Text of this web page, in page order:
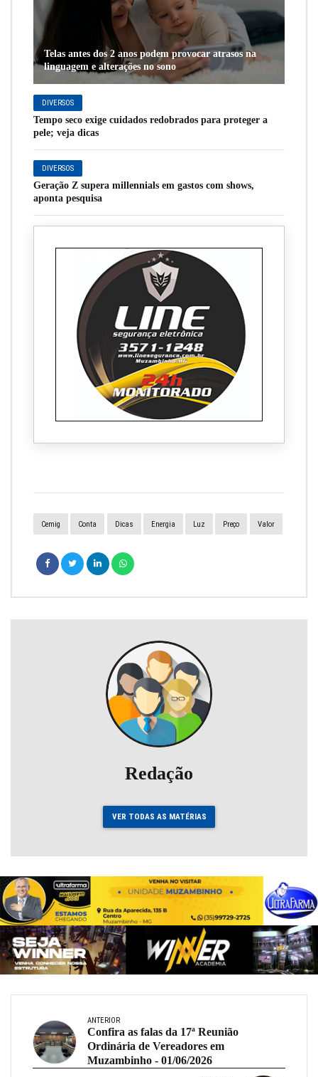
Telas antes dos 2 anos podem provocar atrasos na
linguagem e alterações no sono
DIVERSOS
Tempo seco exige cuidados redobrados para proteger a
pele; veja dicas
DIVERSOS
Geração Z supera millennials em gastos com shows,
aponta pesquisa
Cemig Conta Dicas Energia Luz Preço Valor
Redação
VER TODAS AS MATÉRIAS
ANTERIOR
Confira as falas da 17ª Reunião
Ordinária de Vereadores em
Muzambinho - 01/06/2026